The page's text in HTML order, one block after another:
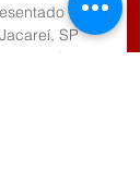
na
SP
ratificou